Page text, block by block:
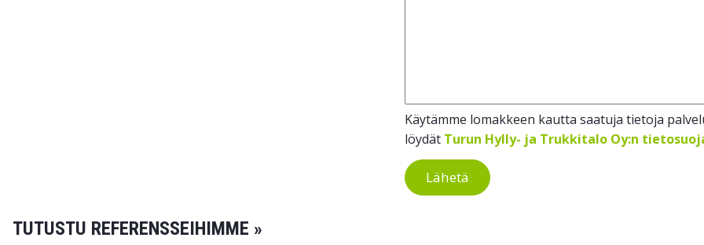
Käytämme lomakkeen kautta saatuja tietoja
löydät Turun Hylly- ja Trukkitalo Oy:n
Lähetä
TUTUSTU REFERENSSEIHIMME »